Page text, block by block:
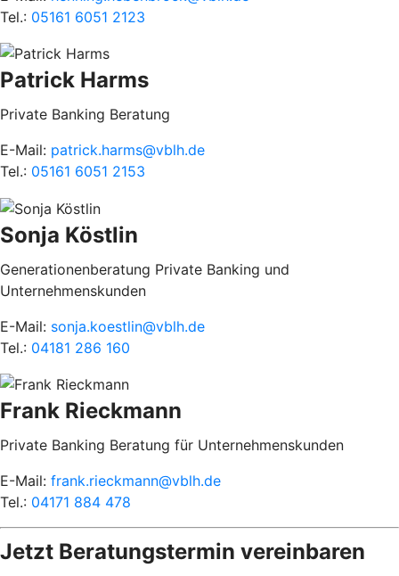
Tel.: 05161 6051 2123
Patrick Harms
Private Banking Beratung
E-Mail: patrick.harms@vblh.de
Tel.: 05161 6051 2153
Sonja Köstlin
Generationenberatung Private Banking und
Unternehmenskunden
E-Mail: sonja.koestlin@vblh.de
Tel.: 04181 286 160
Frank Rieckmann
Private Banking Beratung für Unternehmenskunden
E-Mail: frank.rieckmann@vblh.de
Tel.: 04171 884 478
Jetzt Beratungstermin vereinbaren